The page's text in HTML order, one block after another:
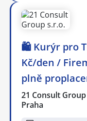
🛍️ Kurýr pro
Kč/den /
plně
21 Consult
Praha